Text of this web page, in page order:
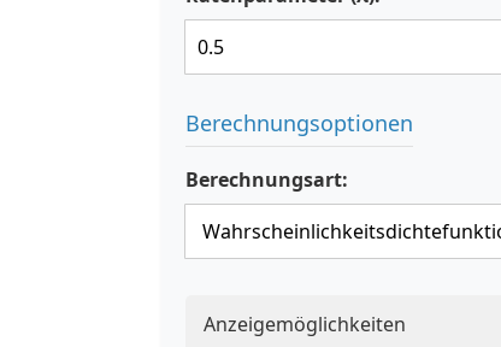
Berechnungsoptionen
Berechnungsart:
Anzeigemöglichkeiten